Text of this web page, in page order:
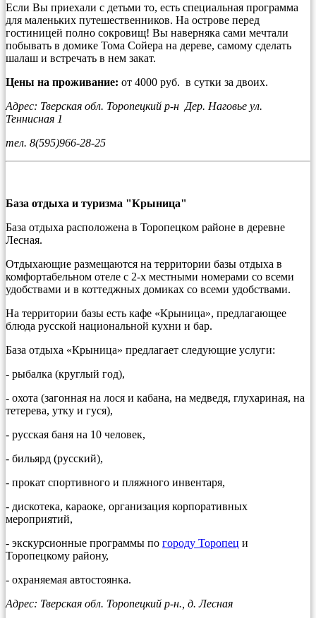
Если Вы приехали с детьми то, есть специальная программа
для маленьких путешественников. На острове перед
гостиницей полно сокровищ! Вы наверняка сами мечтали
побывать в домике Тома Сойера на дереве, самому сделать
шалаш и встречать в нем закат.
Цены на проживание: от 4000 руб. в сутки за двоих.
Адрес: Тверская обл. Торопецкий р-н Дер. Наговье ул.
Теннисная 1
тел. 8(595)966-28-25
База отдыха и туризма "Крыница"
База отдыха расположена в Торопецком районе в деревне
Лесная.
Отдыхающие размещаются на территории базы отдыха в
комфортабельном отеле с 2-х местными номерами со всеми
удобствами и в коттеджных домиках со всеми удобствами.
На территории базы есть кафе «Крыница», предлагающее
блюда русской национальной кухни и бар.
База отдыха «Крыница» предлагает следующие услуги:
- рыбалка (круглый год),
- охота (загонная на лося и кабана, на медведя, глухариная, на
тетерева, утку и гуся),
- русская баня на 10 человек,
- бильярд (русский),
- прокат спортивного и пляжного инвентаря,
- дискотека, караоке, организация корпоративных
мероприятий,
- экскурсионные программы по городу Торопец и
Торопецкому району,
- охраняемая автостоянка.
Адрес: Тверская обл. Торопецкий р-н., д. Лесная